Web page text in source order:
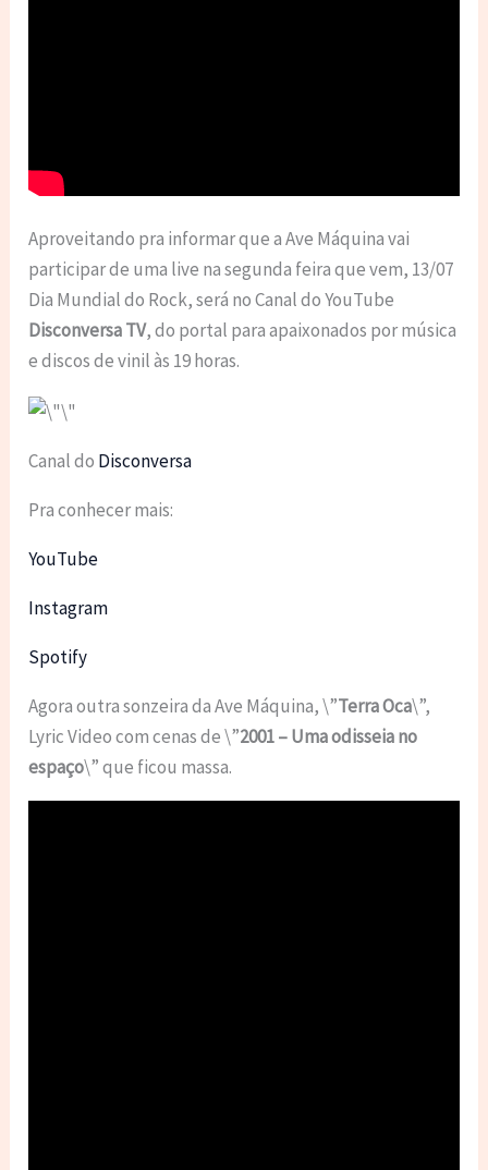
Aproveitando pra informar que a Ave Máquina vai
participar de uma live na segunda feira que vem, 13/07
Dia Mundial do Rock, será no Canal do YouTube
Disconversa TV, do portal para apaixonados por música
e discos de vinil às 19 horas.
Canal do Disconversa
Pra conhecer mais:
YouTube
Instagram
Spotify
Agora outra sonzeira da Ave Máquina, \”Terra Oca\”,
Lyric Video com cenas de \”2001 –Uma odisseia no
espaço\” que ficou massa.